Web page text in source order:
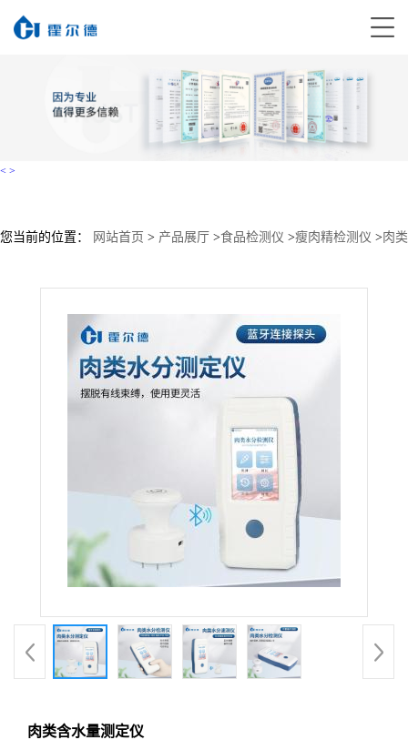
< >
您当前的位置： 网站首页 > 产品展厅 >食品检测仪 >瘦肉精检测仪 >肉类
肉类含水量测定仪